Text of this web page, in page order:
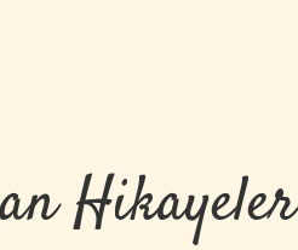
Hikayeler